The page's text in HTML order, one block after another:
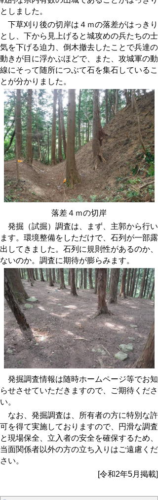
としました。
下草刈り後の切岸は４ｍの落差がはっきり
とし、下から見上げると城攻めの兵たちの士
気を下げる迫力、倒木撤去したことで兵達の
動きが目に浮かぶほどで、また、攻城軍の動
線にそって随所につぶて石を集石しているこ
とが分かりました。
落差４ｍの切岸
発掘（試掘）調査は、まず、主郭から行い
ます。環境整備をしただけで、石列が一部露
出してきました。石列に規則性があるのか、
ないのか。調査に期待が膨らみます。
発掘調査情報は随時ホームページ等でお知
らせさせていただきますので、ご期待くださ
い。
なお、発掘調査は、所有者の方に特別な許
可を得て実施しておりますので、円滑な調査
と現場保全、立入者の安全を確保するため、
当面関係者以外の方の立ち入りはご遠慮くだ
さい。
[令和2年5月掲載]